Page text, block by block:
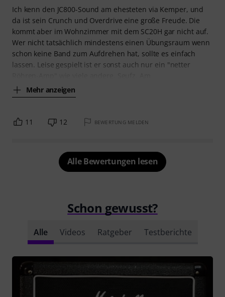
Ich kenn den JC800-Sound am ehesteten via Kemper, und
da ist sein Crunch und Overdrive eine große Freude. Die
kommt aber im Wohnzimmer mit dem SC20H gar nicht auf.
Wer nicht tatsächlich mindestens einen Übungsraum wenn
schon keine Band zum Aufdrehen hat, sollte es einfach
lassen. Leise gespielt ist er sonst auch nur ein "netter
Mehr anzeigen
11 12 BEWERTUNG MELDEN
Alle Bewertungen lesen
Schon gewusst?
Alle Videos Ratgeber Testberichte